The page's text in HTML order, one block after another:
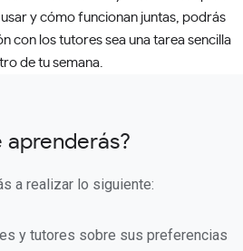
y cómo funcionan juntas, podrás
con los tutores sea una tarea sencilla
de tu semana.
aprenderás?
a realizar lo siguiente:
y tutores sobre sus preferencias